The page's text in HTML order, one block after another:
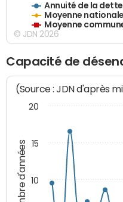
Annuité de la
Moyenne nationale
Moyenne
© JDN 2026
Capacité de
Nombre d'années
(Source : JDN d'après
10
15
20